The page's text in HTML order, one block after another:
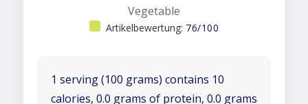
Vegetable
Artikelbewertung: 76/100
1 serving (100 grams) contains 10
calories, 0.0 grams of protein, 0.0 grams